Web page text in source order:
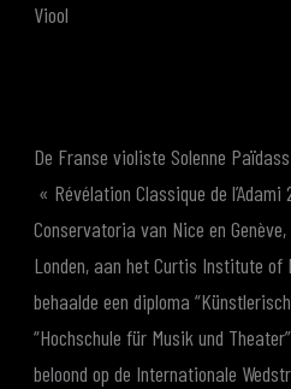
Viool
De Franse violiste Solenne
« Révélation Classique de
Conservatoria van Nice en
Londen, aan het Curtis Institute of
behaalde een diploma
“Hochschule für Musik und
beloond op de Internationale